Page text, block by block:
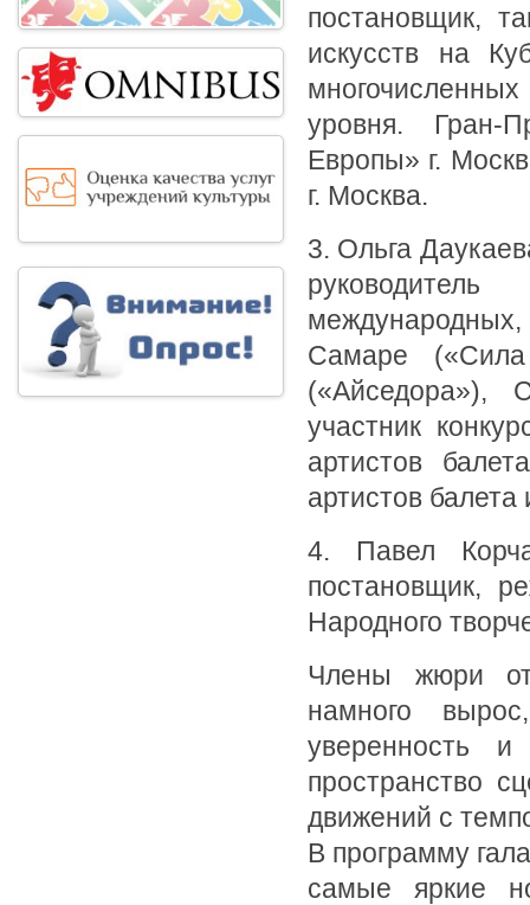
постановщик,
искусств на
уровня. Гран-
Европы» г.
г. Москва.
3. Ольга
Самаре («Сила
(«Айседора»),
участник
артистов
артистов
4. Павел
постановщик,
Народного
Члены жюри
намного
уверенность и
пространство
движений с
В программу
самые яркие